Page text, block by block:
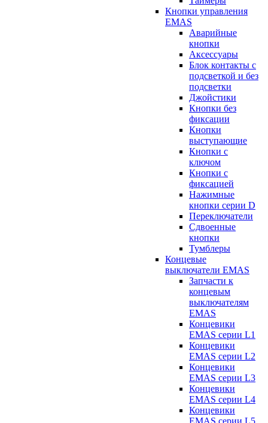
Кнопки управления
EMAS
Аварийные
кнопки
Аксессуары
Блок контакты с
подсветкой и без
подсветки
Джойстики
Кнопки без
фиксации
Кнопки
выступающие
Кнопки с
ключом
Кнопки с
фиксацией
Нажимные
кнопки серии D
Переключатели
Сдвоенные
кнопки
Тумблеры
Концевые
выключатели EMAS
Запчасти к
концевым
выключателям
EMAS
Концевики
EMAS серии L1
Концевики
EMAS серии L2
Концевики
EMAS серии L3
Концевики
EMAS серии L4
Концевики
EMAS серии L5